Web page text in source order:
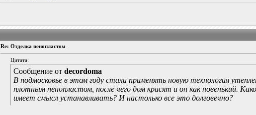
Re: Отделка пенопластом
Цитата:
Сообщение отdecordoma
В подмосковье в этом году стали применять новую технология
плотным пенопластом, после чего дом красят и он как новенький.
имеет смысл устанавливать? И настолько все это долговечно?